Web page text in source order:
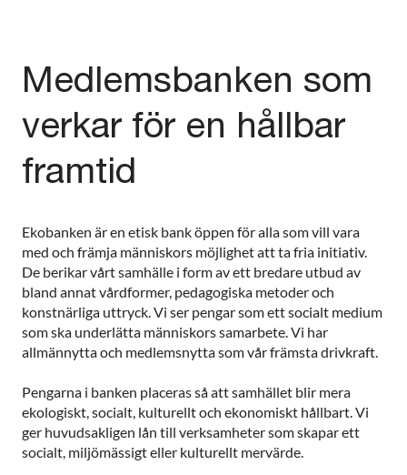
Medlemsbanken som
verkar för en hållbar
framtid
Ekobanken är en etisk bank öppen för alla som vill vara
med och främja människors möjlighet att ta fria initiativ.
De berikar vårt samhälle i form av ett bredare utbud av
bland annat vårdformer, pedagogiska metoder och
konstnärliga uttryck. Vi ser pengar som ett socialt medium
som ska underlätta människors samarbete. Vi har
allmännytta och medlemsnytta som vår främsta drivkraft.
Pengarna i banken placeras så att samhället blir mera
ekologiskt, socialt, kulturellt och ekonomiskt hållbart. Vi
ger huvudsakligen lån till verksamheter som skapar ett
socialt, miljömässigt eller kulturellt mervärde.